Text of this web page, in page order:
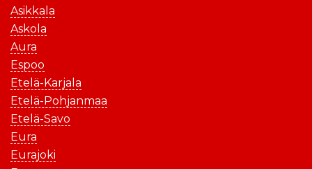
Asikkala
Askola
Aura
Espoo
Etelä-Karjala
Etelä-Pohjanmaa
Etelä-Savo
Eura
Eurajoki